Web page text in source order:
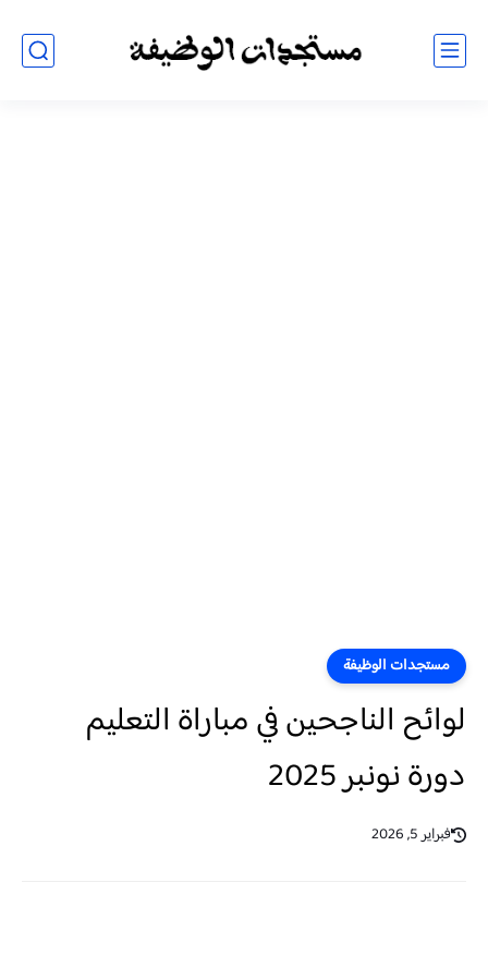
مستجدات الوظيفة
لوائح الناجحين في مباراة التعليم
دورة نونبر 2025
فبراير 5, 2026